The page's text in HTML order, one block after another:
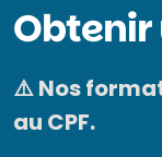
Obtenir
⚠️ Nos
au CPF.